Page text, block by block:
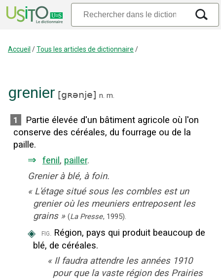
Accueil /Tous les articles de dictionnaire /
grenier [gʀənje] n. m.
1
Partie élevée d'un bâtiment agricole où l'on
conserve des céréales, du fourrage ou de la
paille.
⇒ fenil , pailler.
Grenier à blé, à foin.
« L'étage situé sous les combles est un
grenier où les meuniers entreposent les
grains » (La Presse, 1995).
◈ fig. Région, pays qui produit beaucoup de
blé, de céréales.
« Il faudra attendre les années 1910
pour que la vaste région des Prairies